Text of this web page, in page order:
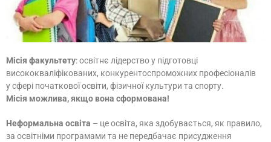
Місія факультету: освітнє лідерство у підготовці
висококваліфікованих, конкурентоспроможних професіоналів
у сфері початкової освіти, фізичної культури та спорту.
Місія можлива, якщо вона сформована!
Неформальна освіта – це освіта, яка здобувається, як правило,
за освітніми програмами та не передбачає присудження